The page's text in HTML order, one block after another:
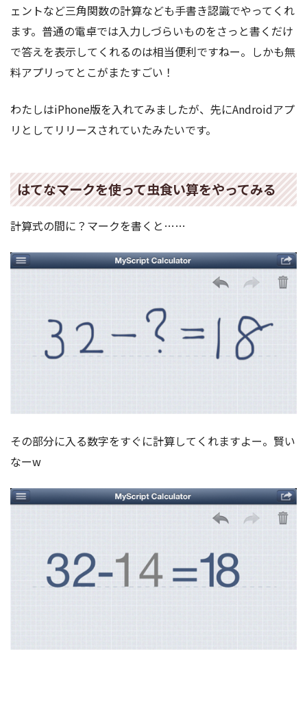
ェントなど三角関数の計算なども手書き認識でやってくれ
ます。普通の電卓では入力しづらいものをさっと書くだけ
で答えを表示してくれるのは相当便利ですねー。しかも無
料アプリってとこがまたすごい！
わたしはiPhone版を入れてみましたが、先にAndroidアプ
リとしてリリースされていたみたいです。
はてなマークを使って虫食い算をやってみる
計算式の間に？マークを書くと……
その部分に入る数字をすぐに計算してくれますよー。賢い
なーw